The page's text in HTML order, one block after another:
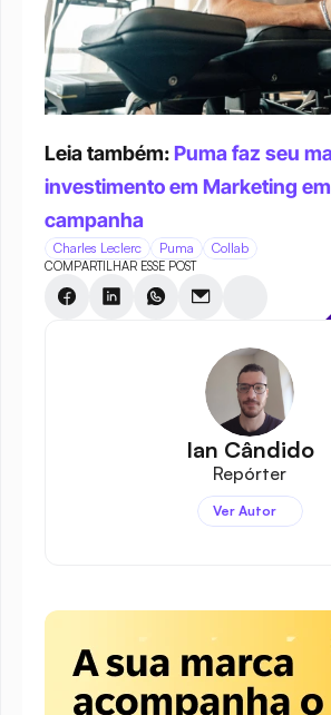
Leia também: Puma faz seu
investimento em Marketing
campanha
Charles Leclerc Puma Collab
COMPARTILHAR ESSE POST
Ian Cândido
Repórter
Ver Autor